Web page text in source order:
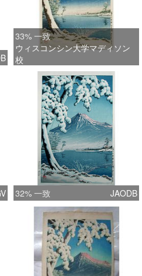
33% 一致
ウィスコンシン大学マディソン
校
32% 一致 JAODB